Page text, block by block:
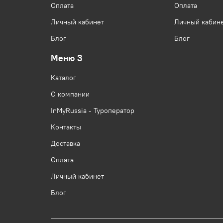
Оплата
Личный кабинет
Блог
Оплата
Личный
Блог
Меню 3
Каталог
О компании
InMyRussia - Туроператор
Контакты
Доставка
Оплата
Личный кабинет
Блог